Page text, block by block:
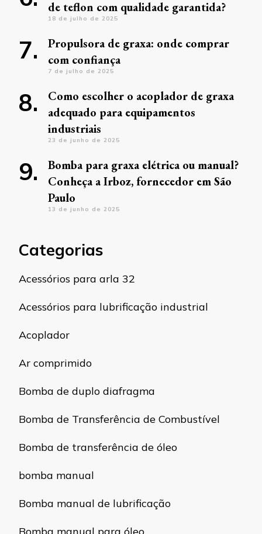
de teflon com qualidade garantida?
18 de julho de 2025
Propulsora de graxa: onde comprar
com confiança
7 de julho de 2025
Como escolher o acoplador de graxa
adequado para equipamentos
industriais
23 de junho de 2025
Bomba para graxa elétrica ou manual?
Conheça a Irboz, fornecedor em São
Paulo
13 de junho de 2025
Categorias
Acessórios para arla 32
Acessórios para lubrificação industrial
Acoplador
Ar comprimido
Bomba de duplo diafragma
Bomba de Transferência de Combustível
Bomba de transferência de óleo
bomba manual
Bomba manual de lubrificação